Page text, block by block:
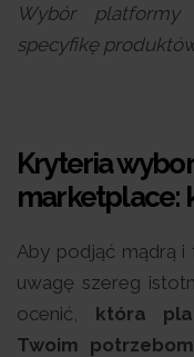
Wybór
specyfikę
Kryteria
marketplace:
Aby podjąć mądrą i
uwagę szereg
ocenić, która
Twoim